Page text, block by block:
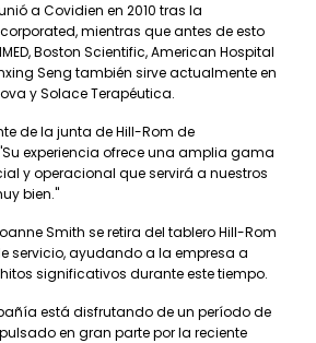
a Covidien en 2010 tras la
mientras que antes de esto
Boston Scientific, American Hospital
Seng también sirve actualmente en
y Solace Terapéutica.
de la junta de Hill-Rom de
experiencia ofrece una amplia gama
y operacional que servirá a nuestros
bien."
Smith se retira del tablero Hill-Rom
servicio, ayudando a la empresa a
significativos durante este tiempo.
está disfrutando de un período de
en gran parte por la reciente